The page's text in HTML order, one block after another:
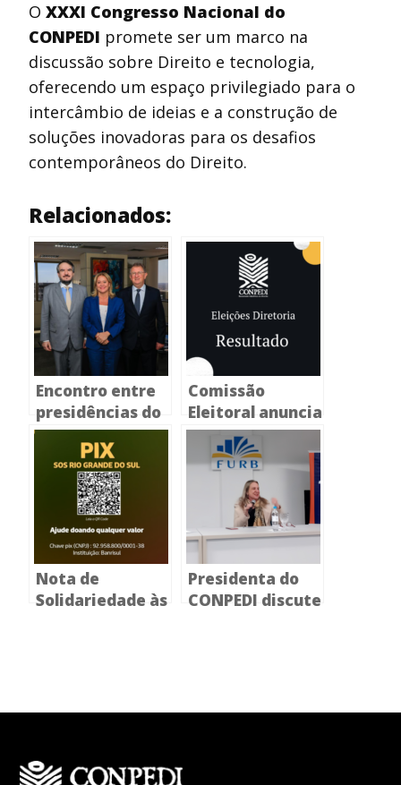
O XXXI Congresso Nacional do
CONPEDI promete ser um marco na
discussão sobre Direito e tecnologia,
oferecendo um espaço privilegiado para o
intercâmbio de ideias e a construção de
soluções inovadoras para os desafios
contemporâneos do Direito.
Relacionados:
Encontro entre
presidências do
CONPEDI e
CAPES colocam
em pauta o
fortalecimento
da pós-
graduação em
Direito
Comissão
Eleitoral anuncia
resultado final
das Eleições que
elegeram Nova
Diretoria e
Conselho Fiscal
do CONPEDI
Nota de
Solidariedade às
Presidenta do
CONPEDI discute